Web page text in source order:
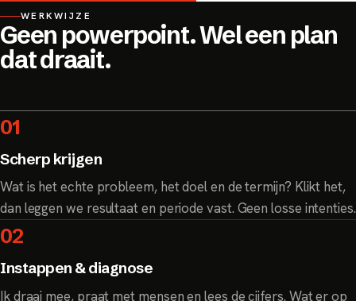
WERKWIJZE
Geen powerpoint. Wel een plan
dat draait.
01
Scherp krijgen
Wat is het echte probleem, het doel en de termijn? Klikt het,
dan leggen we resultaat en periode vast. Geen losse intenties.
02
Instappen & diagnose
Ik draai mee, praat met mensen en lees de cijfers. Wat er op